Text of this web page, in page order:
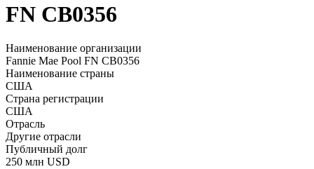
FN CB0356
Наименование организации
Fannie Mae Pool FN CB0356
Наименование страны
США
Страна регистрации
США
Отрасль
Другие отрасли
Публичный долг
250 млн USD